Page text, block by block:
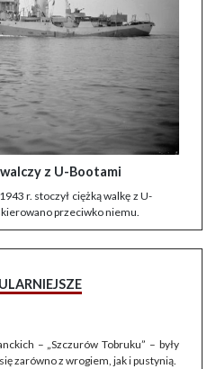
z U-Bootami
r. stoczył ciężką walkę z U-
przeciwko niemu.
– „Szczurów Tobruku” – były
zarówno z wrogiem, jak i pustynią.